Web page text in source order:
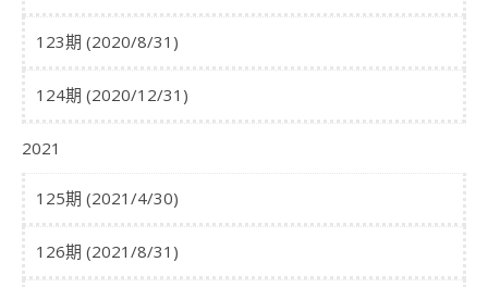
123期 (2020/8/31)
124期 (2020/12/31)
2021
125期 (2021/4/30)
126期 (2021/8/31)